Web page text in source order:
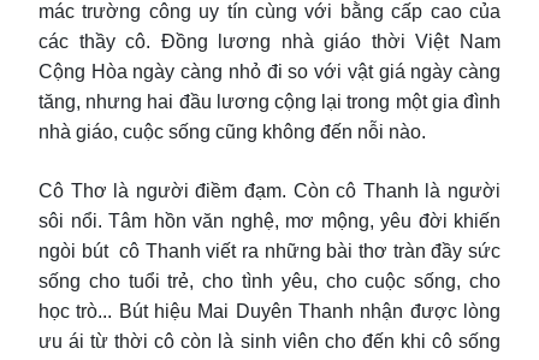
mác trường công uy tín cùng với bằng cấp cao của
các thầy cô. Đồng lương nhà giáo thời Việt Nam
Cộng Hòa ngày càng nhỏ đi so với vật giá ngày càng
tăng, nhưng hai đầu lương cộng lại trong một gia đình
nhà giáo, cuộc sống cũng không đến nỗi nào.
Cô Thơ là người điềm đạm. Còn cô Thanh là người
sôi nổi. Tâm hồn văn nghệ, mơ mộng, yêu đời khiến
ngòi bút cô Thanh viết ra những bài thơ tràn đầy sức
sống cho tuổi trẻ, cho tình yêu, cho cuộc sống, cho
học trò... Bút hiệu Mai Duyên Thanh nhận được lòng
ưu ái từ thời cô còn là sinh viên cho đến khi cô sống